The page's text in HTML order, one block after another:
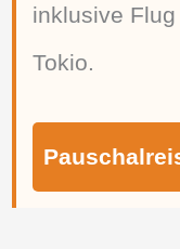
inklusive
Tokio.